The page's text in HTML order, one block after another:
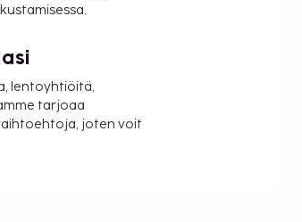
lentoyhtiöitä,
tarjoaa
joten voit